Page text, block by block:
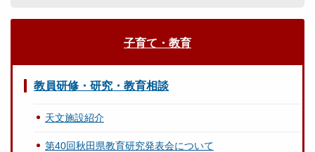
子育て・教育
教員研修・研究・教育相談
天文施設紹介
第40回秋田県教育研究発表会について